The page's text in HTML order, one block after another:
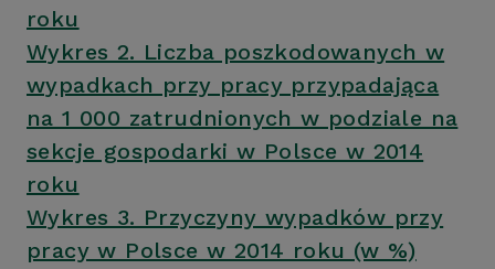
roku
Wykres 2. Liczba poszkodowanych w
wypadkach przy pracy przypadająca
na 1 000 zatrudnionych w podziale na
sekcje gospodarki w Polsce w 2014
roku
Wykres 3. Przyczyny wypadków przy
pracy w Polsce w 2014 roku (w %)